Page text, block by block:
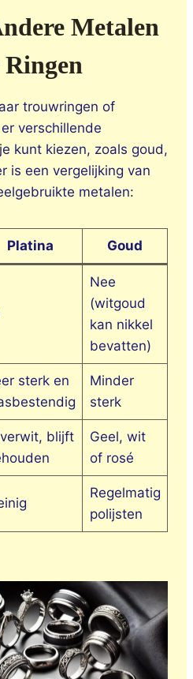
Metalen
trouwringen of
verschillende
kunt kiezen, zoals goud,
is een vergelijking van
metalen:
Platina Goud
Nee
(witgoud
kan nikkel
bevatten)
sterk en
Minder
sterk
blijft
Geel, wit
of rosé
Regelmatig
polijsten